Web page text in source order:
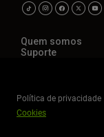
Quem somos
Suporte
Política de privacidade
Cookies